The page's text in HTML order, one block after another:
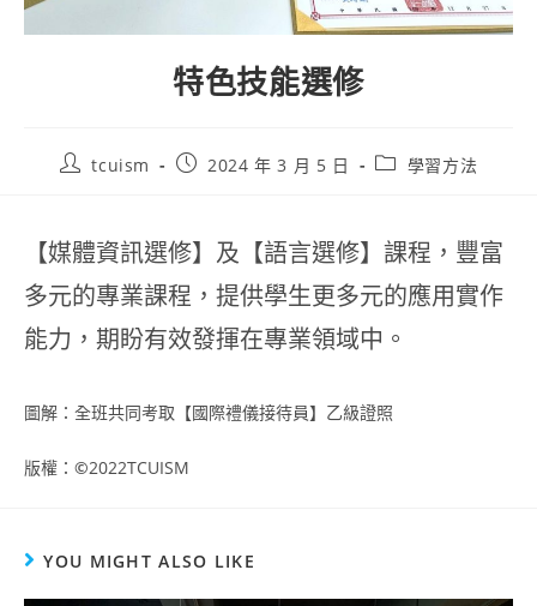
特色技能選修
tcuism 2024 年 3 月 5 日 學習方法
【媒體資訊選修】及【語言選修】課程，豐富
多元的專業課程，提供學生更多元的應用實作
能力，期盼有效發揮在專業領域中。
圖解：全班共同考取【國際禮儀接待員】乙級證照
版權： ©2022TCUISM
YOU MIGHT ALSO LIKE